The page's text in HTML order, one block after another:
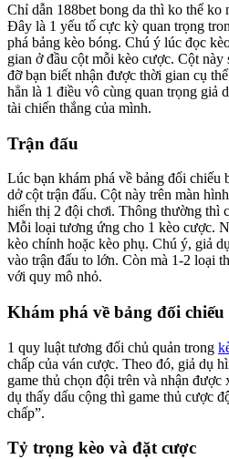
Chỉ dẫn 188bet bong da thì ko thể ko
Đây là 1 yếu tố cực kỳ quan trọng
phá bảng kèo bóng. Chú ý lúc đọc
gian ở đầu cột mỗi kèo cược. Cột
đỡ bạn biết nhận được thời gian cụ
hẳn là 1 điều vô cùng quan trọng giả
tài chiến thắng của mình.
Trận đấu
Lúc bạn khám phá về bảng đối chiếu
dở cột trận đấu. Cột này trên màn
hiển thị 2 đội chơi. Thông thường thì
Mỗi loại tương ứng cho 1 kèo cược.
kèo chính hoặc kèo phụ. Chú ý, giả
vào trận đấu to lớn. Còn mà 1-2 loại
với quy mô nhỏ.
Khám phá về bảng đối chiếu
1 quy luật tương đối chủ quản trong
chấp của ván cược. Theo đó, giả dụ
game thủ chọn đội trên và nhận được
dụ thấy dấu cộng thì game thủ cược
chấp”.
Tỷ trọng kèo và đặt cược